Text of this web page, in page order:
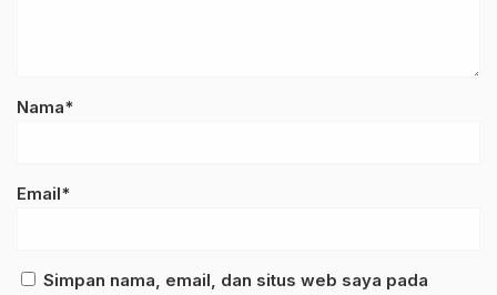
Nama*
Email*
Simpan nama, email, dan situs web saya pada